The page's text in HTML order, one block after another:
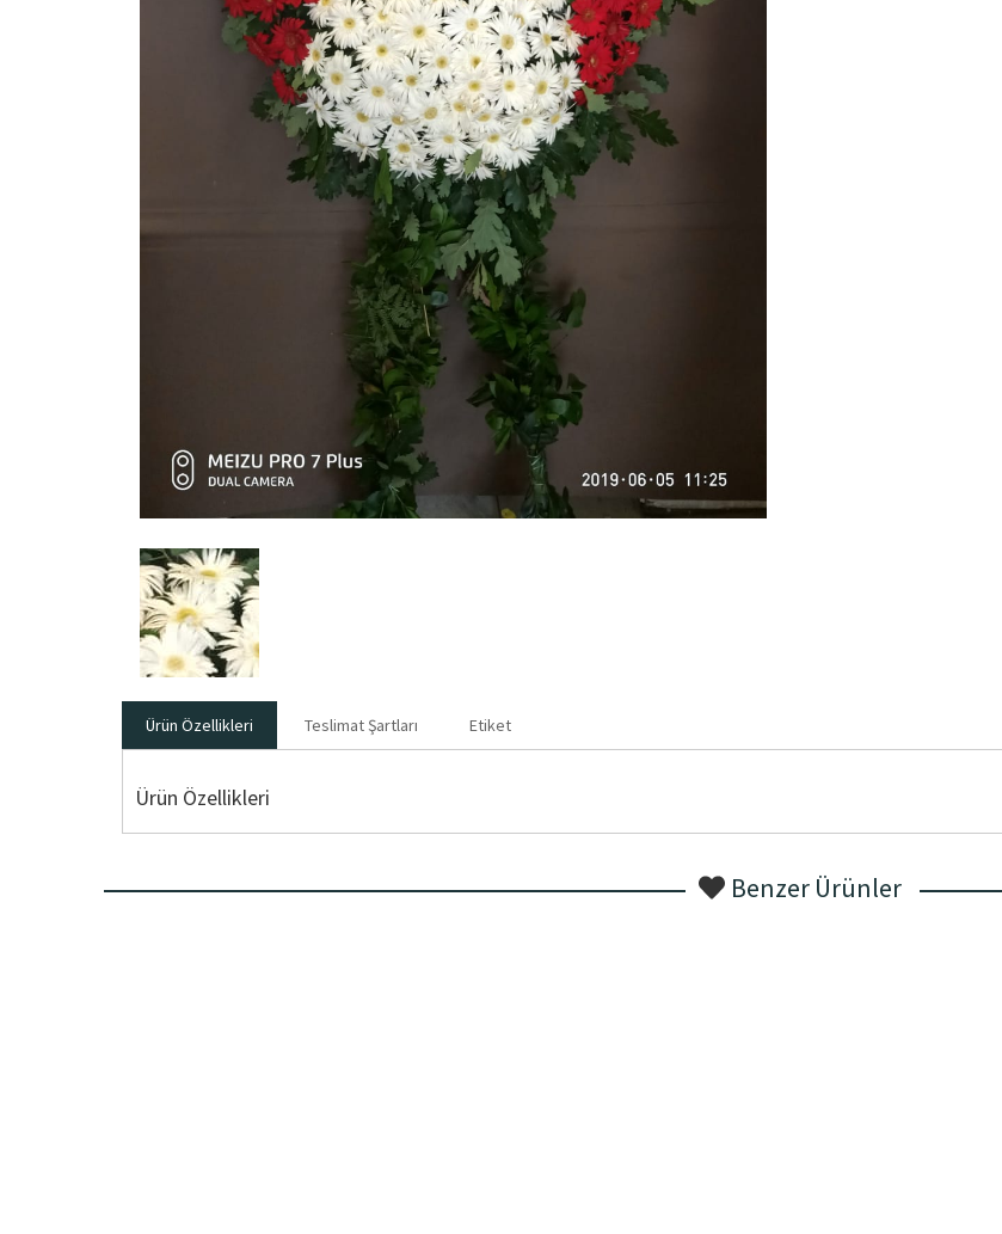
Ürün Özellikleri Teslimat Şartları Etiket
Ürün Özellikleri
Benzer Ürünler